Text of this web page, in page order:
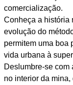
comercialização.
Conheça a história
evolução do
permitem uma boa
vida urbana à
Deslumbre-se com
no interior da